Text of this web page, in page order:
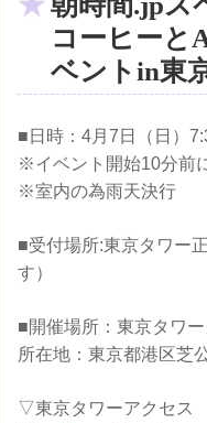
コーヒーと
ベントin東
■日時：4月7日（日）
※イベント開始10分前
※室内の為雨天決行
■受付場所:東京タワー
す）
■開催場所：東京タワ
所在地：東京都港区芝
▽東京タワーアクセス